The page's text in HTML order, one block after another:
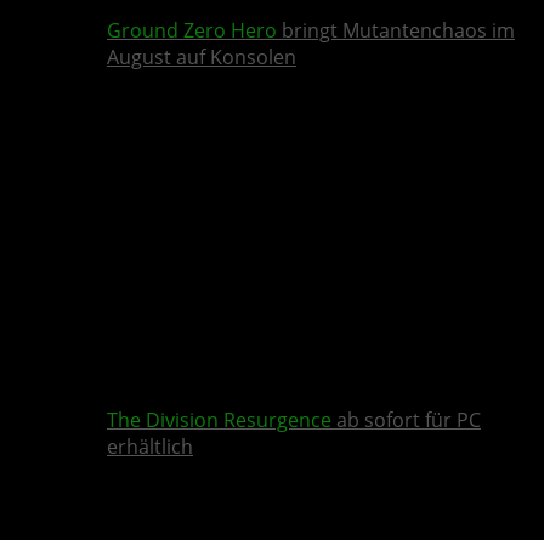
Ground Zero Hero bringt Mutantenchaos im
August auf Konsolen
The Division Resurgence ab sofort für PC
erhältlich